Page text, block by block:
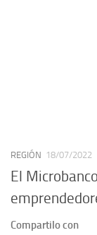
REGIÓN 18/07/2022
El
Compartilo con